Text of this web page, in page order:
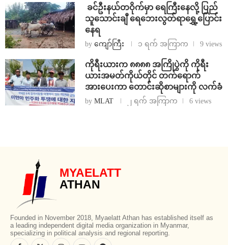
⁩ ⁨ခင်ဦးနယ်တဝိုက်မှာ ရေကြီးနေလို့ ပြည်
သူသောင်းချီ ရေဘေးလွတ်ရာရွှေ့ပြောင်း
နေရ
by ကျော်ကြီး ၁ ရက် အကြာက 9 views
ကိုရီးယားက ၈၈၈၈ အကြိုပွဲကို ကိုရီး
ယားအမတ်ကိုယ်တိုင် တက်ရောက်
အားပေးကာ တောင်းဆိုစာများကို လက်ခံ
by MLAT ၂ ရက် အကြာက 6 views
MYAELATT
ATHAN
Founded in November 2018, Myaelatt Athan has established itself as
a leading independent digital media organization in Myanmar,
specializing in political analysis and regional reporting.